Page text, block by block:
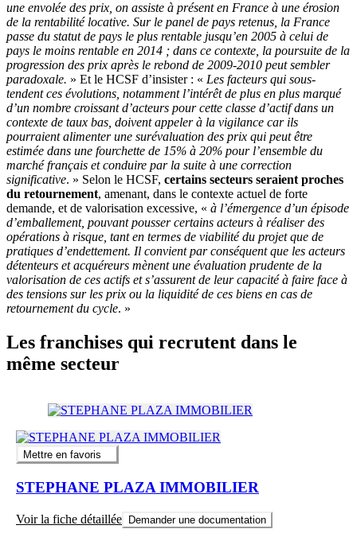
une envolée des prix, on assiste à présent en France à une érosion
de la rentabilité locative. Sur le panel de pays retenus, la France
passe du statut de pays le plus rentable jusqu’en 2005 à celui de
pays le moins rentable en 2014 ; dans ce contexte, la poursuite de la
progression des prix après le rebond de 2009-2010 peut sembler
paradoxale. » Et le HCSF d’insister : « Les facteurs qui sous-
tendent ces évolutions, notamment l’intérêt de plus en plus marqué
d’un nombre croissant d’acteurs pour cette classe d’actif dans un
contexte de taux bas, doivent appeler à la vigilance car ils
pourraient alimenter une surévaluation des prix qui peut être
estimée dans une fourchette de 15% à 20% pour l’ensemble du
marché français et conduire par la suite à une correction
significative. » Selon le HCSF, certains secteurs seraient proches
du retournement, amenant, dans le contexte actuel de forte
demande, et de valorisation excessive, « à l’émergence d’un épisode
d’emballement, pouvant pousser certains acteurs à réaliser des
opérations à risque, tant en termes de viabilité du projet que de
pratiques d’endettement. Il convient par conséquent que les acteurs
détenteurs et acquéreurs mènent une évaluation prudente de la
valorisation de ces actifs et s’assurent de leur capacité à faire face à
des tensions sur les prix ou la liquidité de ces biens en cas de
retournement du cycle. »
Les franchises qui recrutent dans le
même secteur
Mettre en favoris
STEPHANE PLAZA IMMOBILIER
Voir la fiche détaillée Demander une documentation